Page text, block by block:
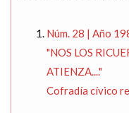
Núm. 28 | Año
"NOS LOS
ATIENZA...."
Cofradía cívico re